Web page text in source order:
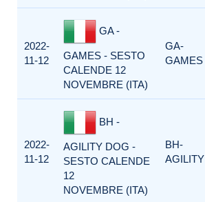
2022-
11-12
GA -
GAMES - SESTO
CALENDE 12
NOVEMBRE (ITA)
GA-
GAMES
2022-
11-12
BH -
AGILITY DOG -
SESTO CALENDE
12
NOVEMBRE (ITA)
BH-
AGILITY